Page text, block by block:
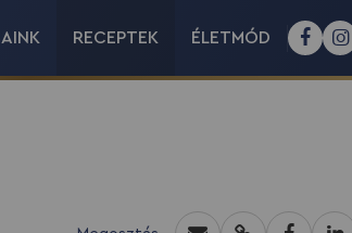
RECEPTEK ÉLETMÓD